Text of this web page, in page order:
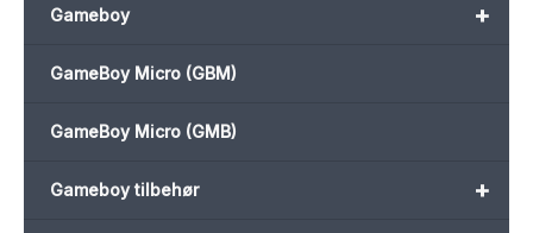
+
Gameboy
GameBoy Micro (GBM)
GameBoy Micro (GMB)
+
Gameboy tilbehør